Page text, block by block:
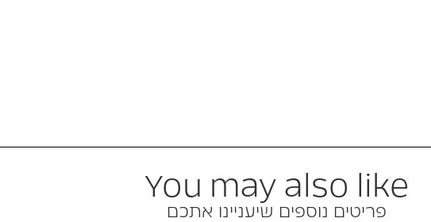
You may also like
פריטים נוספים שיעניינו אתכם